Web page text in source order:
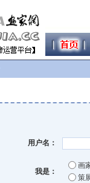
用户名：
我是：
画
策